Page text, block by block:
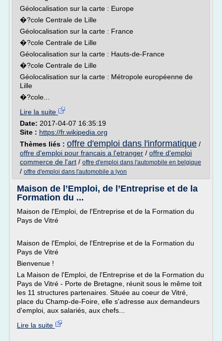
Géolocalisation sur la carte : Europe
�?cole Centrale de Lille
Géolocalisation sur la carte : France
�?cole Centrale de Lille
Géolocalisation sur la carte : Hauts-de-France
�?cole Centrale de Lille
Géolocalisation sur la carte : Métropole européenne de
Lille
�?cole...
Lire la suite
Date: 2017-04-07 16:35:19
Site : https://fr.wikipedia.org
Thèmes liés : offre d'emploi dans l'informatique /
offre d'emploi pour francais a l'etranger / offre d'emploi
commerce de l'art / offre d'emploi dans l'automobile en belgique
/ offre d'emploi dans l'automobile a lyon
Maison de l’Emploi, de l’Entreprise et de la
Formation du ...
Maison de l'Emploi, de l'Entreprise et de la Formation du
Pays de Vitré
Maison de l'Emploi, de l'Entreprise et de la Formation du
Pays de Vitré
Bienvenue !
La Maison de l'Emploi, de l'Entreprise et de la Formation du
Pays de Vitré - Porte de Bretagne, réunit sous le même toit
les 11 structures partenaires. Située au coeur de Vitré,
place du Champ-de-Foire, elle s'adresse aux demandeurs
d'emploi, aux salariés, aux chefs...
Lire la suite